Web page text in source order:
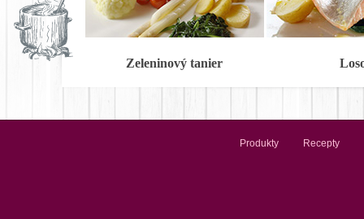
Zeleninový tanier
Produkty Recepty